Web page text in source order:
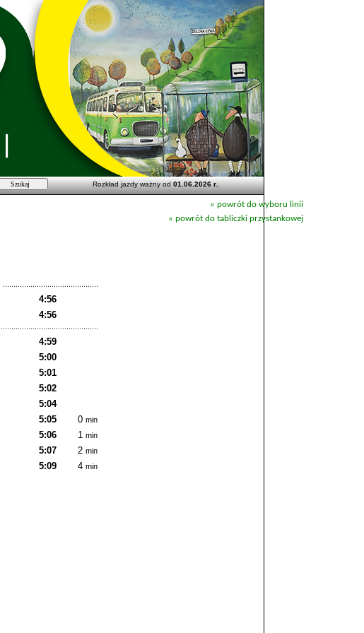
Rozkład jazdy ważny od01.06.2026 r..
« powrót do wyboru linii
« powrót do tabliczki przystankowej
4:56
4:56
4:59
5:00
5:01
5:02
5:04
5:05 0 min
5:06 1 min
5:07 2 min
5:09 4 min